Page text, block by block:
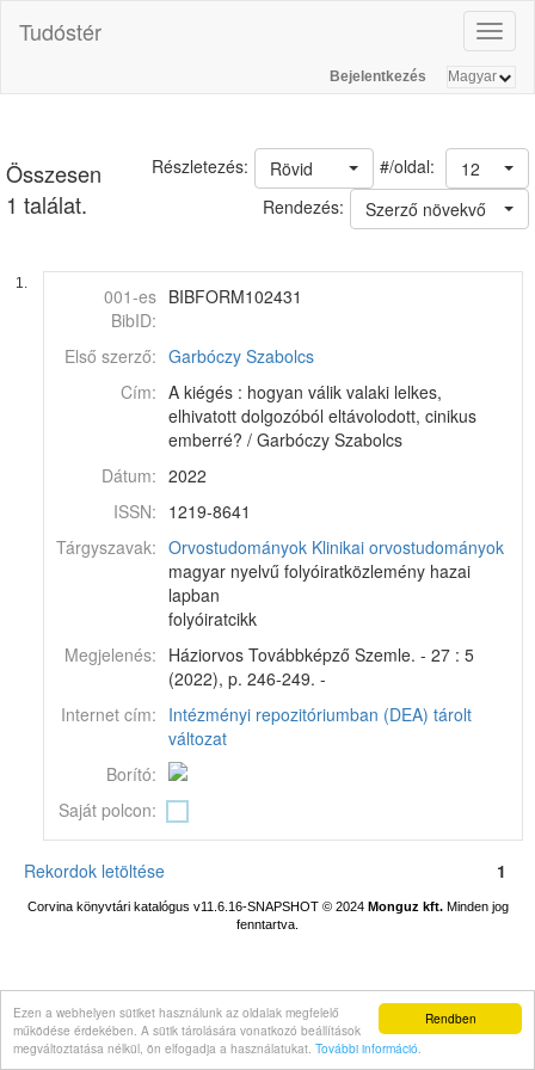
Rendben
Ezen a webhelyen sütiket használunk az oldalak megfelelő
működése érdekében. A sütik tárolására vonatkozó beállítások
megváltoztatása nélkül, ön elfogadja a használatukat. További információ.
Tudóstér
Bejelentkezés
Összesen
1 találat.
#/oldal: 12
Rövid
Részletezés:
Rendezés:
Szerző növekvő
1.
001-es
BibID:
BIBFORM102431
Első szerző: Garbóczy Szabolcs
Cím: A kiégés : hogyan válik valaki lelkes,
elhivatott dolgozóból eltávolodott, cinikus
emberré? / Garbóczy Szabolcs
Dátum: 2022
ISSN: 1219-8641
Tárgyszavak: Orvostudományok Klinikai orvostudományok
magyar nyelvű folyóiratközlemény hazai
lapban
folyóiratcikk
Megjelenés: Háziorvos Továbbképző Szemle. - 27 : 5
(2022), p. 246-249. -
Internet cím: Intézményi repozitóriumban (DEA) tárolt
változat
Borító:
Saját polcon:
Rekordok letöltése 1
Corvina könyvtári katalógus v11.6.16-SNAPSHOT© 2024 Monguz kft.Minden jog
fenntartva.